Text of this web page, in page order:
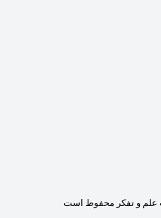
علم و تفکر محفوظ است